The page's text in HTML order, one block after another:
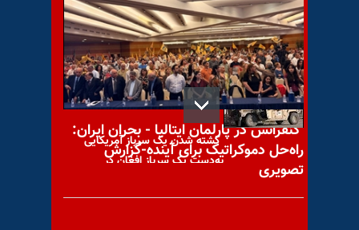
کارزارجهانی نه به اعدام؛
گرامیداشت مجاهدان و
شورشگران سربه‌دار لندن و کلن
کشته شدن یک سرباز آمریکایی
به‌دست یک سرباز افغان در
کنفرانس در پارلمان ایتالیا - بحران ایران:
راه‌حل دموکراتیک برای آینده-گزارش
تصویری